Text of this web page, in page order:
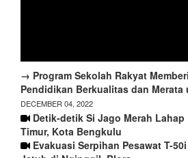
→ Program Sekolah Rakyat
Pendidikan Berkualitas dan
DECEMBER 04, 2022
Detik-detik Si Jago Merah
Timur, Kota Bengkulu
Evakuasi Serpihan Pesawat T-